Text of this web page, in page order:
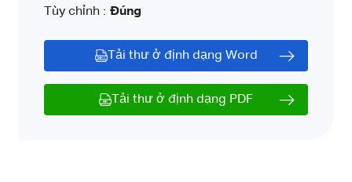
Tùy chỉnh : Đúng
Tải thư ở định dạng Word
Tải thư ở định dạng PDF